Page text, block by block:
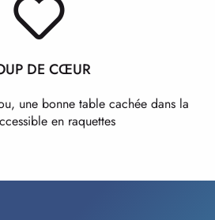
DE CŒUR
une bonne table cachée dans la
en raquettes